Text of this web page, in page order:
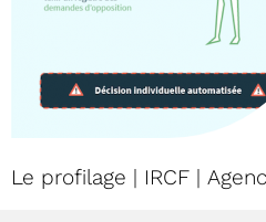
Le profilage | IRCF |